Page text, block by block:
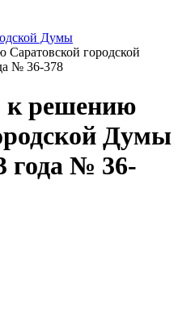
Думы
городской
№ 36-378
к решению
Думы
года № 36-